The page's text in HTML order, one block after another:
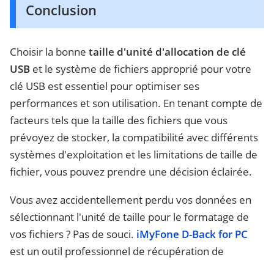
Conclusion
Choisir la bonne taille d'unité d'allocation de clé
USB et le système de fichiers approprié pour votre
clé USB est essentiel pour optimiser ses
performances et son utilisation. En tenant compte de
facteurs tels que la taille des fichiers que vous
prévoyez de stocker, la compatibilité avec différents
systèmes d'exploitation et les limitations de taille de
fichier, vous pouvez prendre une décision éclairée.
Vous avez accidentellement perdu vos données en
sélectionnant l'unité de taille pour le formatage de
vos fichiers ? Pas de souci. iMyFone D-Back for PC
est un outil professionnel de récupération de